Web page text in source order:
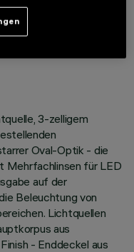
3-zelligem
Oval-Optik - die
Mehrfachlinsen für LED
auf der
Beleuchtung von
Lichtquellen
aus
- Enddeckel aus